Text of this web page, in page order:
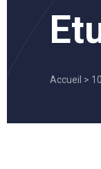
Accueil >